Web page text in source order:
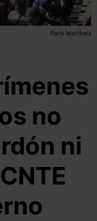
Paris Martínez
no
ni